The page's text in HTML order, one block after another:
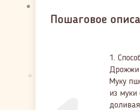
Пошаговое
1.
Дрожжи
Муку
из муки